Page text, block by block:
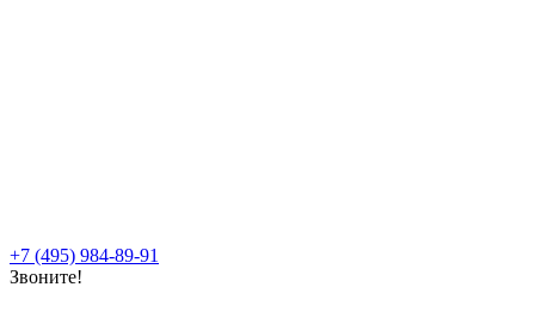
+7 (495) 984-89-91
Звоните!